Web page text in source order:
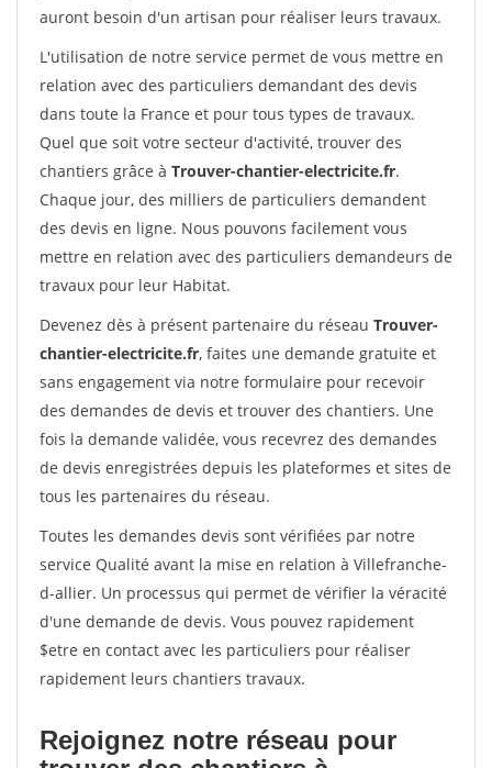
auront besoin d'un artisan pour réaliser leurs travaux.
L'utilisation de notre service permet de vous mettre en
relation avec des particuliers demandant des devis
dans toute la France et pour tous types de travaux.
Quel que soit votre secteur d'activité, trouver des
chantiers grâce à Trouver-chantier-electricite.fr.
Chaque jour, des milliers de particuliers demandent
des devis en ligne. Nous pouvons facilement vous
mettre en relation avec des particuliers demandeurs de
travaux pour leur Habitat.
Devenez dès à présent partenaire du réseau Trouver-
chantier-electricite.fr, faites une demande gratuite et
sans engagement via notre formulaire pour recevoir
des demandes de devis et trouver des chantiers. Une
fois la demande validée, vous recevrez des demandes
de devis enregistrées depuis les plateformes et sites de
tous les partenaires du réseau.
Toutes les demandes devis sont vérifiées par notre
service Qualité avant la mise en relation à Villefranche-
d-allier. Un processus qui permet de vérifier la véracité
d'une demande de devis. Vous pouvez rapidement
$etre en contact avec les particuliers pour réaliser
rapidement leurs chantiers travaux.
Rejoignez notre réseau pour